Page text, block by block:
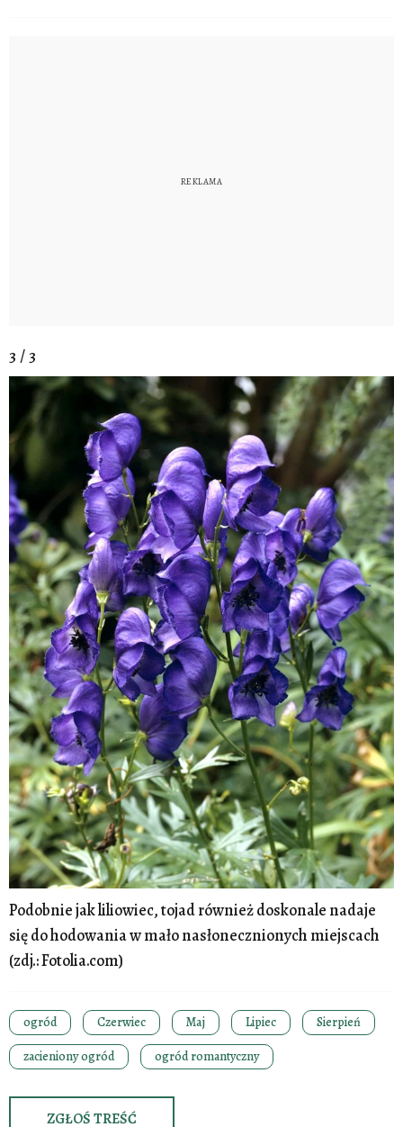
3 / 3
Podobnie jak liliowiec, tojad również doskonale nadaje
się do hodowania w mało nasłonecznionych miejscach
(zdj.: Fotolia.com)
ogród Czerwiec Maj Lipiec
Sierpień
zacieniony ogród
ogród romantyczny
ZGŁOŚ TREŚĆ